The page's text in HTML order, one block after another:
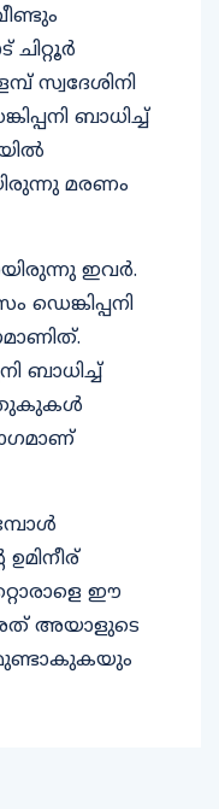
ചിറ്റൂർ
സ്വദേശിനി
ബാധിച്ച്
മരണം
ഇവർ.
ഡെങ്കിപ്പനി
ബാധിച്ച്
ഈ
അയാളുടെ